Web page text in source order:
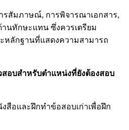
รสัมภาษณ์, การพิจารณาเอกสาร,
นทักษะแทน ซึ่งควรเตรียม
หลักฐานที่แสดงความสามารถ
สอบสำหรับตำแหน่งที่ยังต้องสอบ
สือและฝึกทำข้อสอบเก่าเพื่อฝึก